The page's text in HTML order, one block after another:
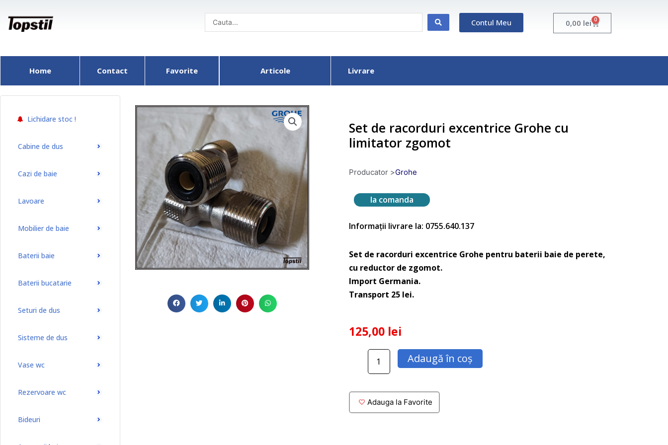
content
Contul Meu 0,00 lei 0 Cart
Home Contact Favorite Articole Livrare
Lichidare stoc !
Cabine de dus
Cazi de baie
Lavoare
Mobilier de baie
Baterii baie
Baterii bucatarie
Seturi de dus
Sisteme de dus
Vase wc
Rezervoare wc
Bideuri
Set de racorduri excentrice Grohe cu
limitator zgomot
Producator >Grohe
la comanda
Informații livrare la: 0755.640.137
Set de racorduri excentrice Grohe pentru baterii baie de perete,
cu reductor de zgomot.
Import Germania.
Transport 25 lei.
125,00 lei
Cantitate
racorduri
excentrice
Grohe
Adaugă în coș
Adauga la Favorite